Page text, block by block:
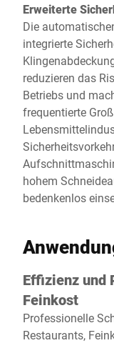
Erweiterte
Die
integrierte
reduzieren das
Betriebs und
frequentierte
hohem
bedenkenlos
Effizienz und
Feinkost
Professionelle
Restaurants,